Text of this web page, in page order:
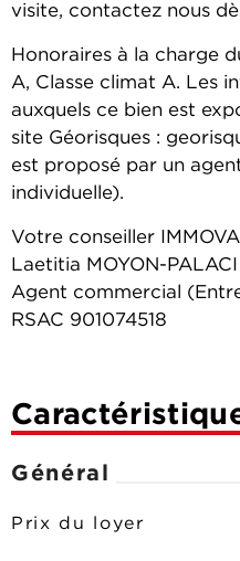
visite, contactez nous
Honoraires à la charge
A, Classe climat A. Les
auxquels ce bien est
site Géorisques :
est proposé par un
individuelle).
Votre conseiller
Laetitia MOYON-PALACI
Agent commercial
RSAC 901074518
Général
Prix du loyer